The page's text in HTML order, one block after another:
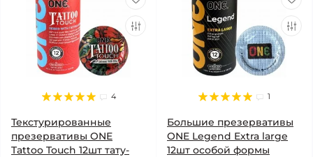
4
Текстурированные
презервативы ONE
Tattoo Touch 12шт тату-
1
Большие презервативы
ONE Legend Extra large
12шт особой формы